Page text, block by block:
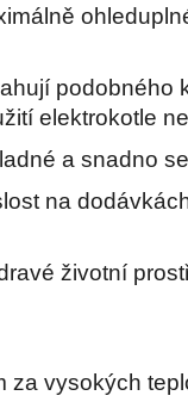
podobného
elektrokotle
a snadno
na
životní
za vysokých